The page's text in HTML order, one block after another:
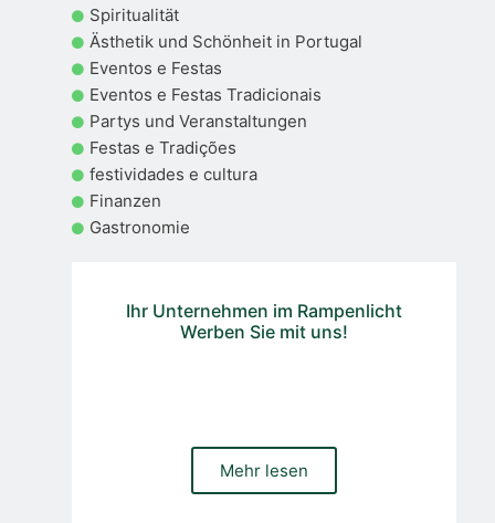
Spiritualität
Ästhetik und Schönheit in Portugal
Eventos e Festas
Eventos e Festas Tradicionais
Partys und Veranstaltungen
Festas e Tradições
festividades e cultura
Finanzen
Gastronomie
Ihr Unternehmen im Rampenlicht
Werben Sie mit uns!
Mehr lesen